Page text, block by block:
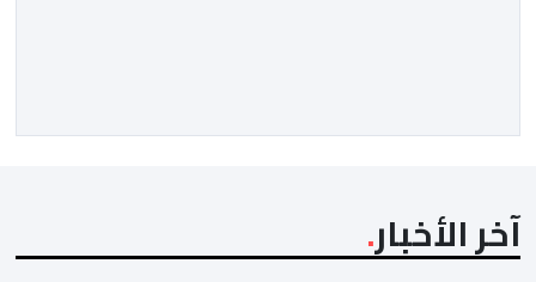
من آثار استمرارية […]
آخر الأخبار